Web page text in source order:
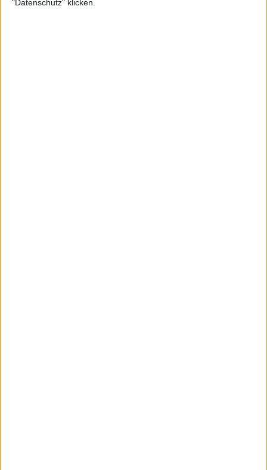
"Datenschutz" klicken.